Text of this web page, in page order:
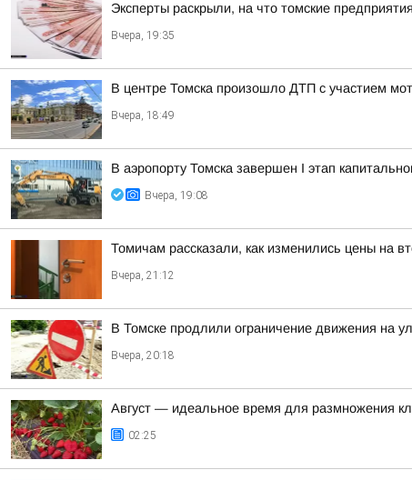
Эксперты раскрыли, на что томские
Вчера, 19:35
В центре Томска произошло ДТП с участием
Вчера, 18:49
В аэропорту Томска завершен I этап
Вчера, 19:08
Томичам рассказали, как изменились цены на
Вчера, 21:12
В Томске продлили ограничение движения на
Вчера, 20:18
Август — идеальное время для размножения
02:25